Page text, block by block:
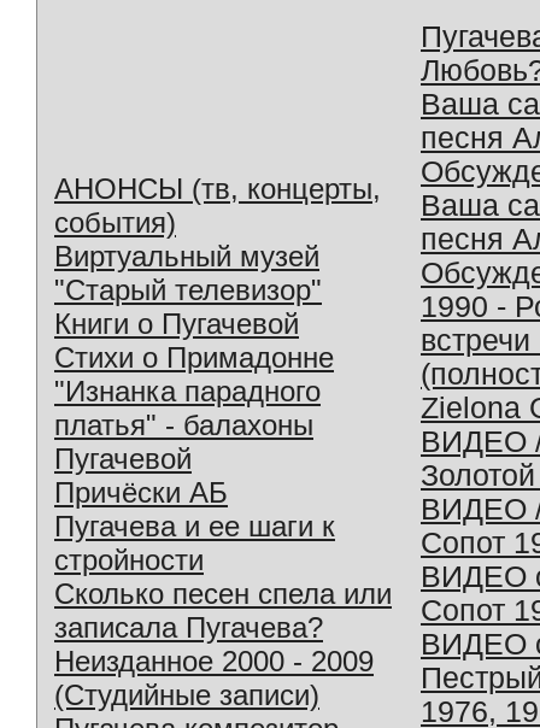
АНОНСЫ (тв, концерты,
события)
Виртуальный музей
"Старый телевизор"
Книги о Пугачевой
Стихи о Примадонне
"Изнанка парадного
платья" - балахоны
Пугачевой
Причёски АБ
Пугачева и ее шаги к
стройности
Сколько песен спела или
записала Пугачева?
Неизданное 2000 - 2009
(Студийные записи)
Ваша
песня
Ваша
песня
1990 -
Zielona
ВИДЕО
ВИДЕО
Сопот
ВИДЕО
Сопот
ВИДЕО
1976,